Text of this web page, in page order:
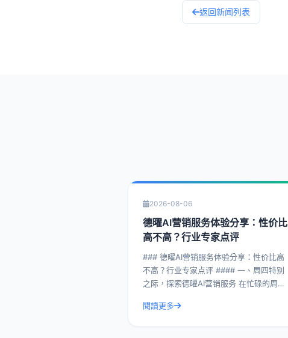
返回新闻列表
2026-08-06
德曜AI营销服务体验分享：性价比
高不高？行业专家点评
### 德曜AI营销服务体验分享：性价比高
不高？行业专家点评 #### 一、周四特别
之际，探索德曜AI营销服务 在忙碌的周
曜AI营销服务进行了深入剖析。德曜AI
閱讀更多